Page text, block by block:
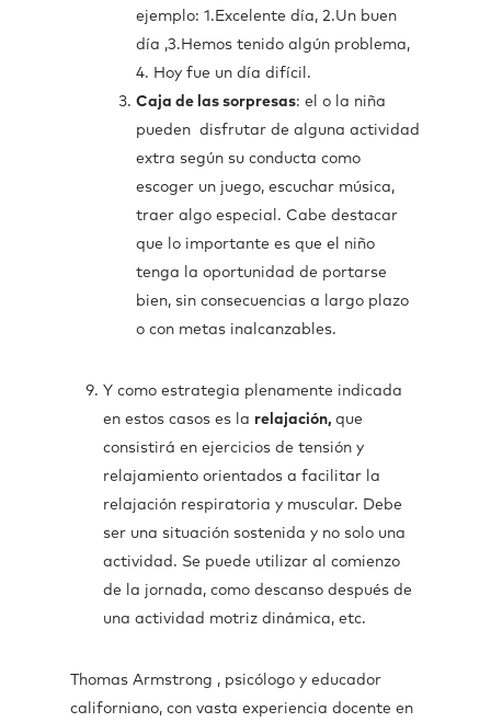
ejemplo: 1.Excelente día, 2.Un buen
día ,3.Hemos tenido algún problema,
4. Hoy fue un día difícil.
Caja de las sorpresas: el o la niña
pueden disfrutar de alguna actividad
extra según su conducta como
escoger un juego, escuchar música,
traer algo especial. Cabe destacar
que lo importante es que el niño
tenga la oportunidad de portarse
bien, sin consecuencias a largo plazo
o con metas inalcanzables.
Y como estrategia plenamente indicada
en estos casos es la relajación, que
consistirá en ejercicios de tensión y
relajamiento orientados a facilitar la
relajación respiratoria y muscular. Debe
ser una situación sostenida y no solo una
actividad. Se puede utilizar al comienzo
de la jornada, como descanso después de
una actividad motriz dinámica, etc.
Thomas Armstrong , psicólogo y educador
californiano, con vasta experiencia docente en